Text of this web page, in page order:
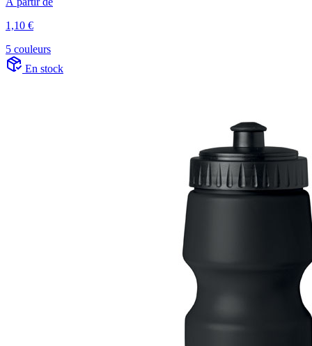
1,10 €
5 couleurs
En stock